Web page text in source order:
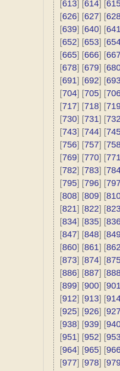
[613] [614] [
[626] [627] [
[639] [640] [
[652] [653] [
[665] [666] [
[678] [679] [
[691] [692] [
[704] [705] [
[717] [718] [
[730] [731] [
[743] [744] [
[756] [757] [
[769] [770] [
[782] [783] [
[795] [796] [
[808] [809] [
[821] [822] [
[834] [835] [
[847] [848] [
[860] [861] [
[873] [874] [
[886] [887] [
[899] [900] [
[912] [913] [
[925] [926] [
[938] [939] [
[951] [952] [
[964] [965] [
[977] [978] [